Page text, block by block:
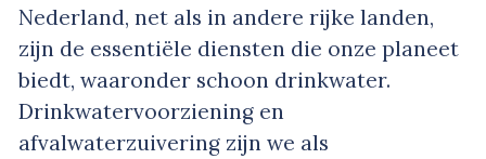
Nederland, net als in andere rijke landen,
zijn de essentiële diensten die onze planeet
biedt, waaronder schoon drinkwater.
Drinkwatervoorziening en
afvalwaterzuivering zijn we als